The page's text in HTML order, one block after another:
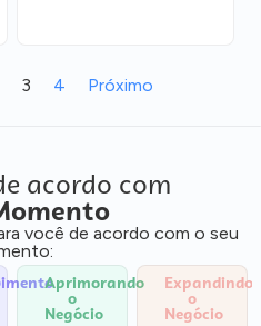
3 4 Próximo
acordo com
você de acordo com o seu
Aprimorando
o
Negócio
Expandindo
o
Negócio